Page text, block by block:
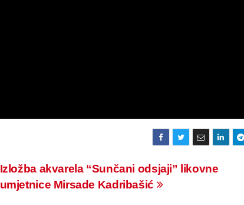
Izložba akvarela “Sunčani odsjaji” likovne
umjetnice Mirsade Kadribašić